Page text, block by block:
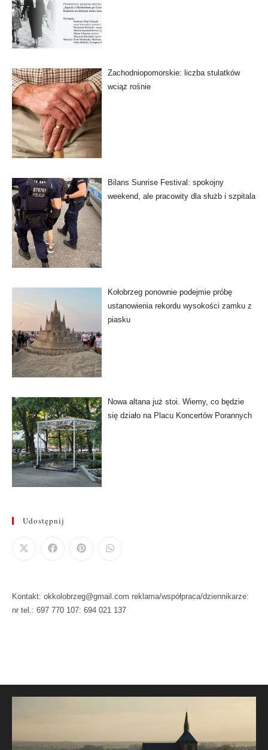
Zachodniopomorskie: liczba stulatków
wciąż rośnie
Bilans Sunrise Festival: spokojny
weekend, ale pracowity dla służb i szpitala
Kołobrzeg ponownie podejmie próbę
ustanowienia rekordu wysokości zamku z
piasku
Nowa altana już stoi. Wiemy, co będzie
się działo na Placu Koncertów Porannych
Udostępnij
Kontakt: okkolobrzeg@gmail.com reklama/współpraca/dziennikarze:
nr tel.: 697 770 107: 694 021 137